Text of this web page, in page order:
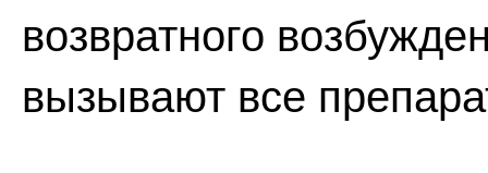
возвратного
вызывают все